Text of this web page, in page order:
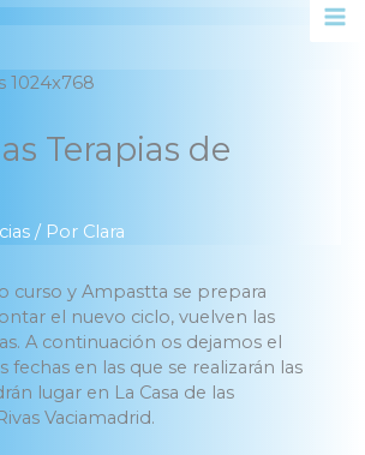
Terapias de
/ Por Clara
curso y Ampastta se prepara
el nuevo ciclo, vuelven las
A continuación os dejamos el
fechas en las que se realizarán las
lugar en La Casa de las
Vaciamadrid.